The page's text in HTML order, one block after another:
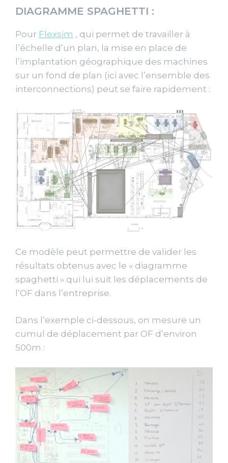
DIAGRAMME SPAGHETTI :
Pour Flexsim , qui permet de travailler à
l’échelle d’un plan, la mise en place de
l’implantation géographique des machines
sur un fond de plan (ici avec l’ensemble des
interconnections) peut se faire rapidement :
Ce modèle peut permettre de valider les
résultats obtenus avec le « diagramme
spaghetti » qui lui suit les déplacements de
l’OF dans l’entreprise.
Dans l’exemple ci-dessous, on mesure un
cumul de déplacement par OF d’environ
500m :